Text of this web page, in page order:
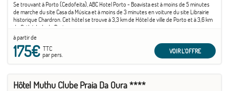
Se trouvant à Porto (Cedofeita), ABC Hotel Porto - Boavista est à moins de 5 minutes
de marche du site Casa da Música et à moins de 3 minutes en voiture du site Librairie
historique Chardron. Cet hôtel se trouve à 3,3 km de Hôtel de ville de Porto et à 3,6 km
de Cathédrale de Porto.
à partir de
175€TTC
par pers.
VOIR L'OFFRE
Hôtel Muthu Clube Praia Da Oura ****